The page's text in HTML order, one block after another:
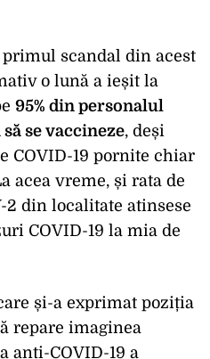
scandal din acest
o lună a ieșit la
95% din personalul
se vaccineze, deși
COVID-19 pornite chiar
acea vreme, și rata de
2 din localitate atinsese
COVID-19 la mia de
și-a exprimat poziția
repare imaginea
anti-COVID-19 a